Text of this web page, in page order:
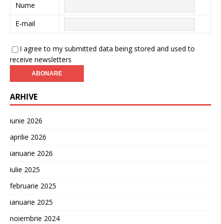
Nume
E-mail
I agree to my submitted data being stored and used to
receive newsletters
ARHIVE
iunie 2026
aprilie 2026
ianuarie 2026
iulie 2025
februarie 2025
ianuarie 2025
noiembrie 2024